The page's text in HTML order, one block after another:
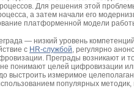
Для решения этой
а затем начали его
платформенной модели
— низкий уровень
с HR-службой, регулярно
Преграды возникают и
понимают целей цифровизации
выстроить измеримое
популярных